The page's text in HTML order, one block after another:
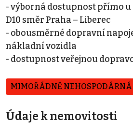
- výborná dostupnost přímo
D10 směr Praha – Liberec
- obousměrné dopravní
nákladní vozidla
- dostupnost veřejnou
MIMOŘÁDNĚ NEHOSPODÁRNÁ
Údaje k nemovitosti